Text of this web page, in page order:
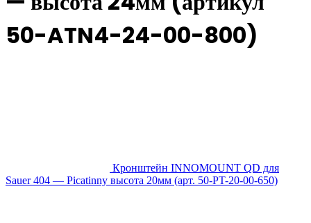
50-ATN4-24-00-800)
Кронштейн INNOMOUNT QD для
Sauer 404 — Picatinny высота 20мм (арт. 50-PT-20-00-650)